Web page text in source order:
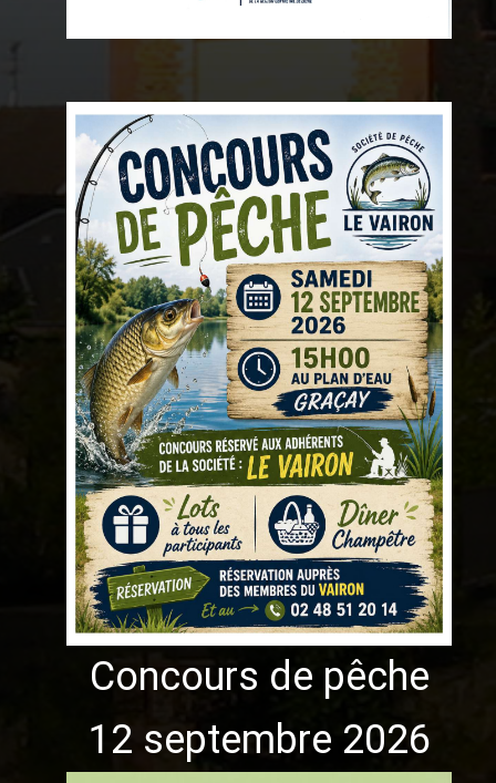
Concours de pêche
12 septembre 2026